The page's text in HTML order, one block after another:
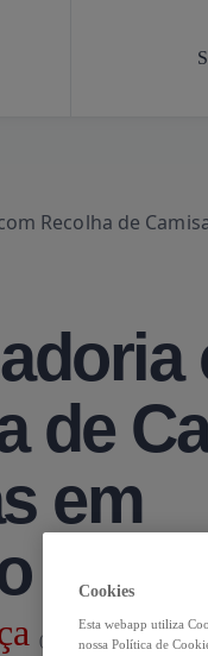
Recolha de
de
em
(IVA Incluído)
Cookies
Esta webapp utiliza
nossa Política de